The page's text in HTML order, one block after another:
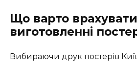
Що варто
виготовленні
Вибираючи друк постерів